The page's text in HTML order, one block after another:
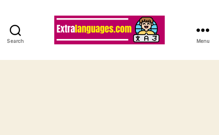
Search Menu